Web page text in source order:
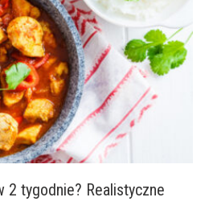
2 tygodnie? Realistyczne